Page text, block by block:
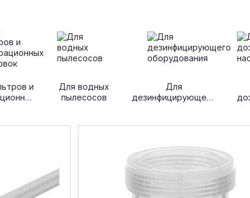
и
Для водных
пылесосов
Для
дезинфицирующего